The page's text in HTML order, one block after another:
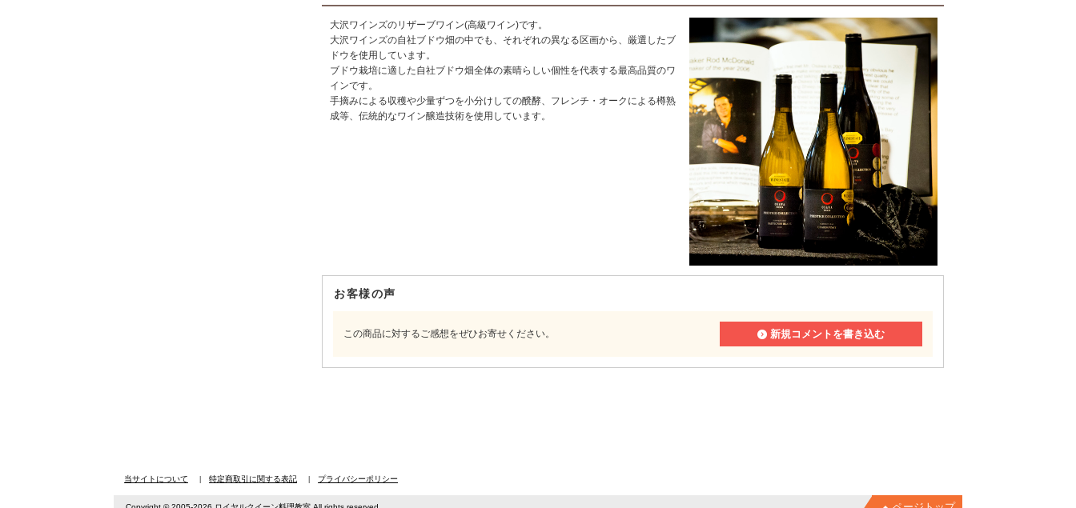
大沢ワインズのリザーブワイン(高級ワイン)です。
大沢ワインズの自社ブドウ畑の中でも、それぞれの異なる区画から、厳選したブ
ドウを使用しています。
ブドウ栽培に適した自社ブドウ畑全体の素晴らしい個性を代表する最高品質のワ
インです。
手摘みによる収穫や少量ずつを小分けしての醗酵、フレンチ・オークによる樽熟
成等、伝統的なワイン醸造技術を使用しています。
お客様の声
この商品に対するご感想をぜひお寄せください。 新規コメントを書き込む
当サイトについて 特定商取引に関する表記 プライバシーポリシー